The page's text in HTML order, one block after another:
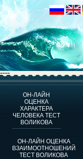
----
ОН-ЛАЙН
ОЦЕНКА
ХАРАКТЕРА
ЧЕЛОВЕКА ТЕСТ
ВОЛИКОВА
ОН-ЛАЙН ОЦЕНКА
ВЗАИМООТНОШЕНИЙ
ТЕСТ ВОЛИКОВА
ОЦЕНКА
ТЕСТ НА